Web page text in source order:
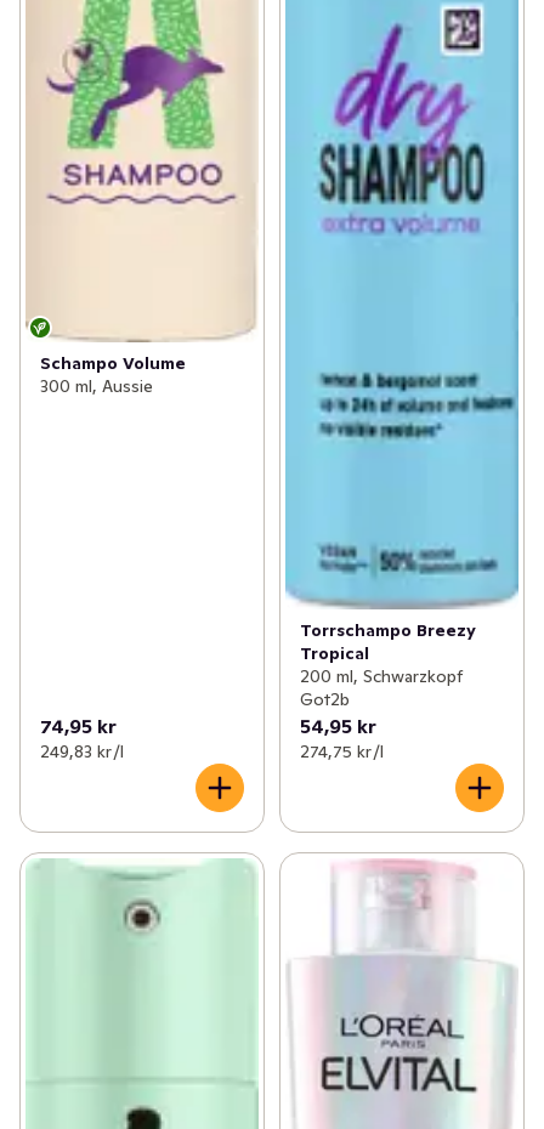
Schampo Volume
300 ml, Aussie
74,95 kr
249,83 kr /l
Torrschampo Breezy
Tropical
200 ml, Schwarzkopf
Got2b
54,95 kr
274,75 kr /l